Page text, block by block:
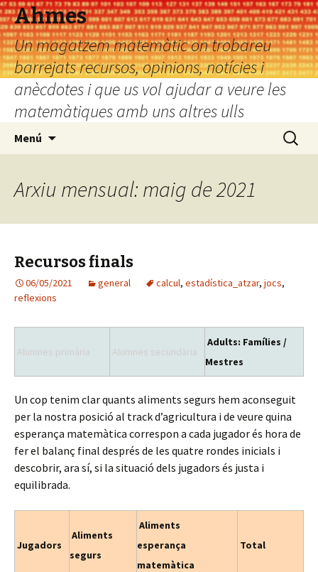
Ahmes
Un magatzem matemàtic on trobareu
barrejats recursos, opinions, notícies i
anècdotes i que us vol ajudar a veure les
matemàtiques amb uns altres ulls
Menú Cerca:
Arxiu mensual: maig de 2021
Recursos finals
06/05/2021 general calcul, estadística_atzar, jocs,
reflexions
Alumnes primària Alumnes secundària
Adults: Famílies /
Mestres
Un cop tenim clar quants aliments segurs hem aconseguit
per la nostra posició al track d’agricultura i de veure quina
esperança matemàtica correspon a cada jugador és hora de
fer el balanç final després de les quatre rondes inicials i
descobrir, ara sí, si la situació dels jugadors és justa i
equilibrada.
Jugadors
Aliments
segurs
Aliments
esperança
matemàtica
Total